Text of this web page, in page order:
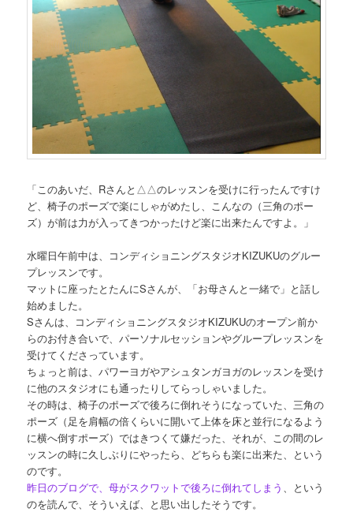
「このあいだ、Rさんと△△のレッスンを受けに行ったんですけ
ど、椅子のポーズで楽にしゃがめたし、こんなの（三角のポー
ズ）が前は力が入ってきつかったけど楽に出来たんですよ。」
水曜日午前中は、コンディショニングスタジオKIZUKUのグルー
プレッスンです。
マットに座ったとたんにSさんが、「お母さんと一緒で」と話し
始めました。
Sさんは、コンディショニングスタジオKIZUKUのオープン前か
らのお付き合いで、パーソナルセッションやグループレッスンを
受けてくださっています。
ちょっと前は、パワーヨガやアシュタンガヨガのレッスンを受け
に他のスタジオにも通ったりしてらっしゃいました。
その時は、椅子のポーズで後ろに倒れそうになっていた、三角の
ポーズ（足を肩幅の倍くらいに開いて上体を床と並行になるよう
に横へ倒すポーズ）ではきつくて嫌だった、それが、この間のレ
ッスンの時に久しぶりにやったら、どちらも楽に出来た、という
のです。
昨日のブログで、母がスクワットで後ろに倒れてしまう
、という
のを読んで、そういえば、と思い出したそうです。